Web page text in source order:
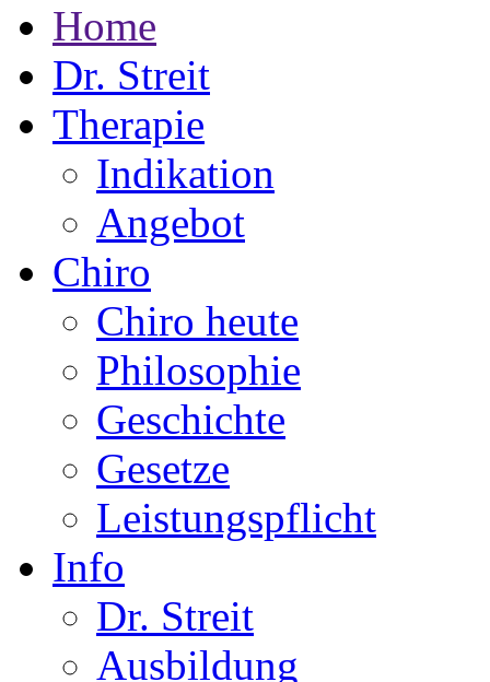
Home
Dr. Streit
Therapie
Indikation
Angebot
Chiro
Chiro heute
Philosophie
Geschichte
Gesetze
Leistungspflicht
Info
Dr. Streit
Ausbildung